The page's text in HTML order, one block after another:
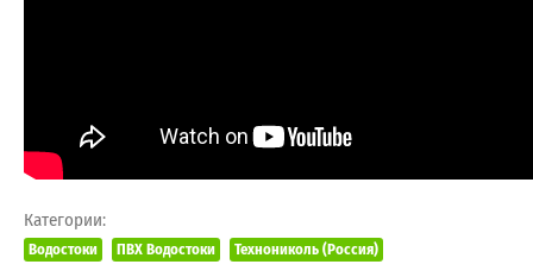
Категории:
Водостоки ПВХ Водостоки Технониколь (Россия)